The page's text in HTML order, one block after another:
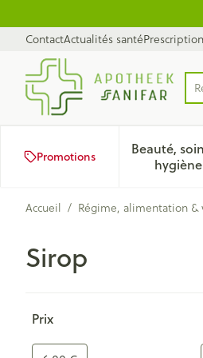
ContactActualités santéPrescription
Promotions
Beauté,
hygiène
Accueil / Régime, alimentation &
Sirop
Prix